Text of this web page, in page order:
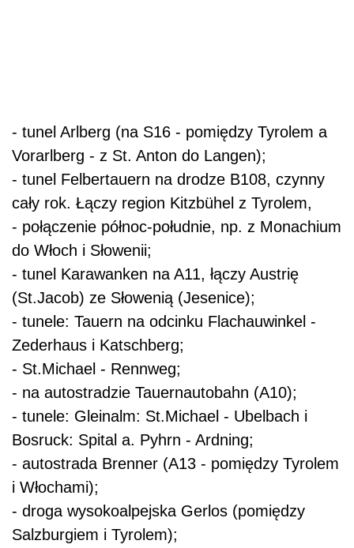
- tunel Arlberg (na S16 - pomiędzy Tyrolem a
Vorarlberg - z St. Anton do Langen);
- tunel Felbertauern na drodze B108, czynny
cały rok. Łączy region Kitzbühel z Tyrolem,
- połączenie północ-południe, np. z Monachium
do Włoch i Słowenii;
- tunel Karawanken na A11, łączy Austrię
(St.Jacob) ze Słowenią (Jesenice);
- tunele: Tauern na odcinku Flachauwinkel -
Zederhaus i Katschberg;
- St.Michael - Rennweg;
- na autostradzie Tauernautobahn (A10);
- tunele: Gleinalm: St.Michael - Ubelbach i
Bosruck: Spital a. Pyhrn - Ardning;
- autostrada Brenner (A13 - pomiędzy Tyrolem
i Włochami);
- droga wysokoalpejska Gerlos (pomiędzy
Salzburgiem i Tyrolem);